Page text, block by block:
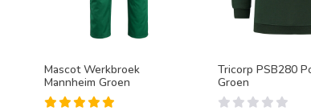
Mascot Werkbroek
Mannheim Groen
Tricorp PSB280
Groen